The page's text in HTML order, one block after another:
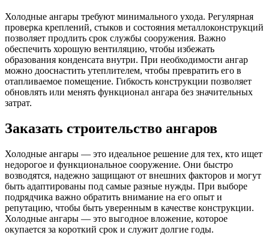
Холодные ангары требуют минимального ухода. Регулярная
проверка креплений, стыков и состояния металлоконструкций
позволяет продлить срок службы сооружения. Важно
обеспечить хорошую вентиляцию, чтобы избежать
образования конденсата внутри. При необходимости ангар
можно дооснастить утеплителем, чтобы превратить его в
отапливаемое помещение. Гибкость конструкции позволяет
обновлять или менять функционал ангара без значительных
затрат.
Заказать строительство ангаров
Холодные ангары — это идеальное решение для тех, кто ищет
недорогое и функциональное сооружение. Они быстро
возводятся, надежно защищают от внешних факторов и могут
быть адаптированы под самые разные нужды. При выборе
подрядчика важно обратить внимание на его опыт и
репутацию, чтобы быть уверенным в качестве конструкции.
Холодные ангары — это выгодное вложение, которое
окупается за короткий срок и служит долгие годы.